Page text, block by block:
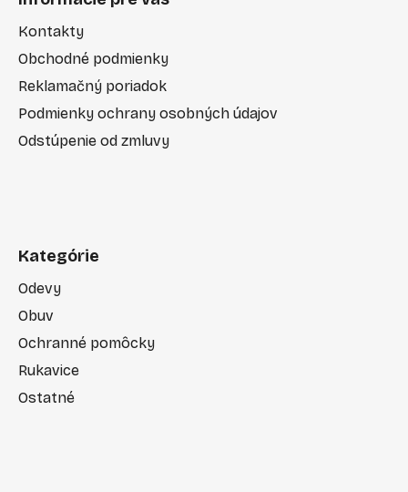
Kontakty
Obchodné podmienky
Reklamačný poriadok
Podmienky ochrany osobných údajov
Odstúpenie od zmluvy
Kategórie
Odevy
Obuv
Ochranné pomôcky
Rukavice
Ostatné